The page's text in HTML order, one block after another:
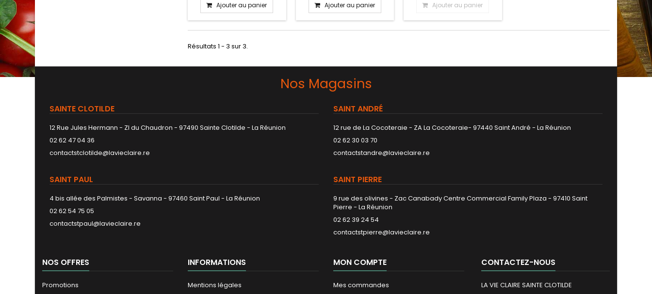
Ajouter au panier Ajouter au panier Ajouter au panier
Résultats 1 - 3 sur 3.
Nos Magasins
SAINTE CLOTILDE
12 Rue Jules Hermann - ZI du Chaudron - 97490 Sainte Clotilde - La Réunion
02 62 47 04 36
contactstclotilde@lavieclaire.re
SAINT ANDRÉ
12 rue de La Cocoteraie - ZA La Cocoteraie- 97440 Saint André - La Réunion
02 62 30 03 70
contactstandre@lavieclaire.re
SAINT PAUL
4 bis allée des Palmistes - Savanna - 97460 Saint Paul - La Réunion
02 62 54 75 05
contactstpaul@lavieclaire.re
SAINT PIERRE
9 rue des olivines - Zac Canabady Centre Commercial Family Plaza - 97410 Saint
Pierre - La Réunion
02 62 39 24 54
contactstpierre@lavieclaire.re
NOS OFFRES
Promotions
INFORMATIONS
Mentions légales
MON COMPTE
Mes commandes
CONTACTEZ-NOUS
LA VIE CLAIRE SAINTE CLOTILDE